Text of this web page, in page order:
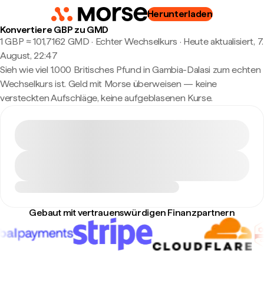
Herunterladen
Konvertiere GBP zu GMD
1 GBP ≈ 101,7162 GMD · Echter Wechselkurs · Heute aktualisiert, 7.
August, 22:47
Sieh wie viel 1.000 Britisches Pfund in Gambia-Dalasi zum echten
Wechselkurs ist. Geld mit Morse überweisen — keine
versteckten Aufschläge, keine aufgeblasenen Kurse.
Gebaut mit vertrauenswürdigen Finanzpartnern